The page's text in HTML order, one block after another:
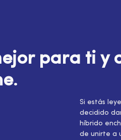
para ti y
.
Si estás
decidido
híbrido
de unirte a